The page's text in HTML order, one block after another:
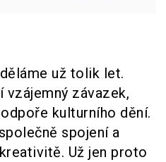
už tolik let.
vzájemný závazek,
kulturního dění.
spojení a
Už jen proto